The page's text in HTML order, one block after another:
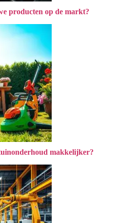
producten op de markt?
makkelijker?